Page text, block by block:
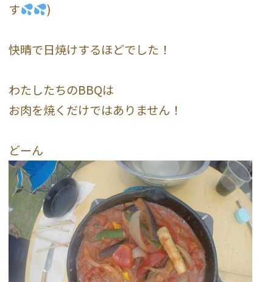
す
)
快晴で日焼けするほどでした！
わたしたちのBBQは
お肉を焼くだけではありません！
どーん